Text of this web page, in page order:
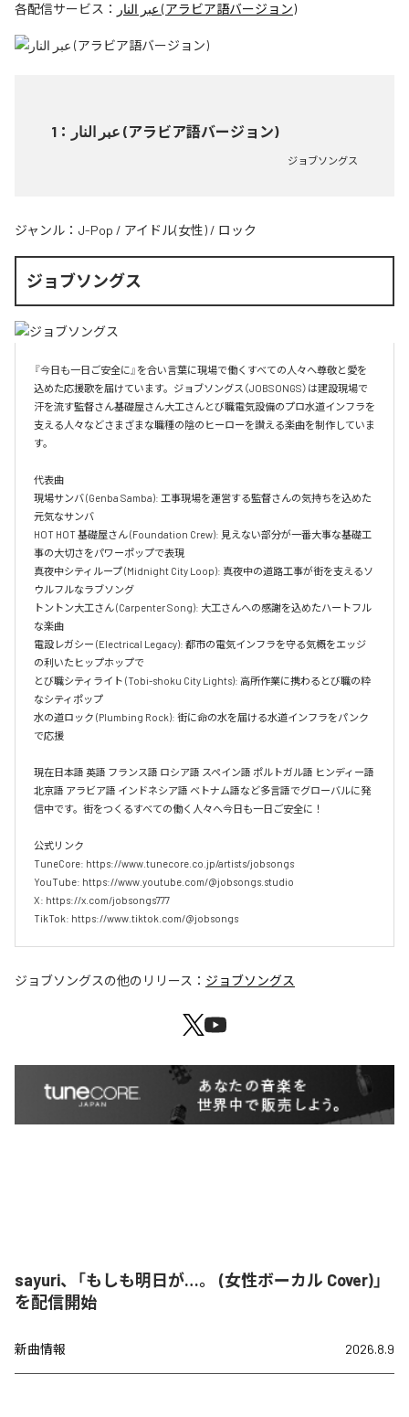
各配信サービス：
عبر النار (アラビア語バージョン)
1 ： عبر النار (アラビア語バージョン)
ジョブソングス
ジャンル： J-Pop / アイドル(女性) / ロック
ジョブソングス
『今日も一日ご安全に』を合い言葉に現場で働くすべての人々へ尊敬と愛を
込めた応援歌を届けています。ジョブソングス（JOBSONGS）は建設現場で
汗を流す監督さん基礎屋さん大工さんとび職電気設備のプロ水道インフラを
支える人々などさまざまな職種の陰のヒーローを讃える楽曲を制作していま
す。
代表曲
現場サンバ (Genba Samba): 工事現場を運営する監督さんの気持ちを込めた
元気なサンバ
HOT HOT 基礎屋さん (Foundation Crew): 見えない部分が一番大事な基礎工
事の大切さをパワーポップで表現
真夜中シティループ (Midnight City Loop): 真夜中の道路工事が街を支えるソ
ウルフルなラブソング
トントン大工さん (Carpenter Song): 大工さんへの感謝を込めたハートフル
な楽曲
電設レガシー (Electrical Legacy): 都市の電気インフラを守る気概をエッジ
の利いたヒップホップで
とび職シティライト (Tobi-shoku City Lights): 高所作業に携わるとび職の粋
なシティポップ
水の道ロック (Plumbing Rock): 街に命の水を届ける水道インフラをパンク
で応援
現在日本語 英語 フランス語 ロシア語 スペイン語 ポルトガル語 ヒンディー語
北京語 アラビア語 インドネシア語 ベトナム語など多言語でグローバルに発
信中です。街をつくるすべての働く人々へ今日も一日ご安全に！
公式リンク
TuneCore: https://www.tunecore.co.jp/artists/jobsongs
YouTube: https://www.youtube.com/@jobsongs.studio
X: https://x.com/jobsongs777
TikTok: https://www.tiktok.com/@jobsongs
ジョブソングスの他のリリース： ジョブソングス
sayuri、「もしも明日が…。 (女性ボーカル Cover)」
を配信開始
新曲情報 2026.8.9